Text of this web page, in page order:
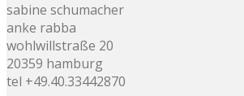
sabine schumacher
anke rabba
wohlwillstraße 20
20359 hamburg
tel +49.40.33442870